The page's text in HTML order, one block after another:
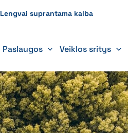
Lengvai suprantama kalba
Paslaugos Veiklos sritys